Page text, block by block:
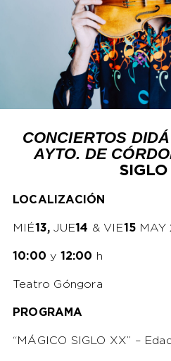
CONCIERTOS
AYTO. DE
LOCALIZACIÓN
MIÉ13,JUE14 & VIE15 MAY
10:00 y 12:00 h
Teatro Góngora
PROGRAMA
“MÁGICO SIGLO XX” –